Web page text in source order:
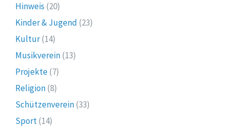
Hinweis (20)
Kinder & Jugend (23)
Kultur(14)
Musikverein(13)
Projekte(7)
Religion(8)
Schützenverein(33)
Sport(14)